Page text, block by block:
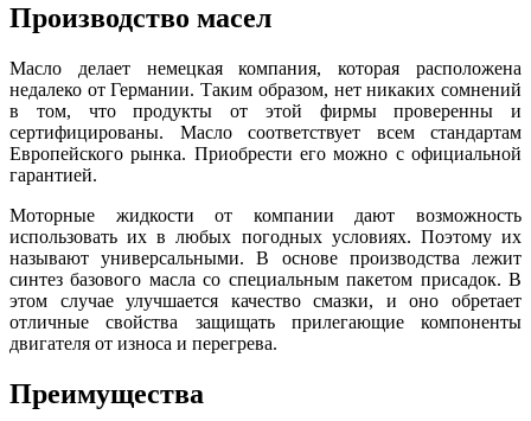
Производство масел
Масло делает немецкая компания, которая расположена
недалеко от Германии. Таким образом, нет никаких сомнений
в том, что продукты от этой фирмы проверенны и
сертифицированы. Масло соответствует всем стандартам
Европейского рынка. Приобрести его можно с официальной
гарантией.
Моторные жидкости от компании дают возможность
использовать их в любых погодных условиях. Поэтому их
называют универсальными. В основе производства лежит
синтез базового масла со специальным пакетом присадок. В
этом случае улучшается качество смазки, и оно обретает
отличные свойства защищать прилегающие компоненты
двигателя от износа и перегрева.
Преимущества